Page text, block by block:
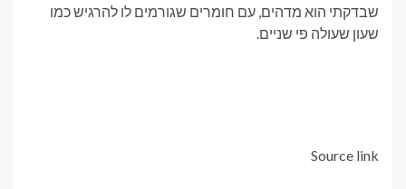
שבדקתי הוא מדהים, עם חומרים שגורמים לו להרגיש כמו
שעון שעולה פי שניים.
Source link